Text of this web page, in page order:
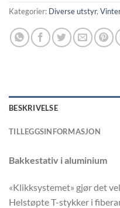
Kategorier: Diverse utstyr,
BESKRIVELSE
TILLEGGSINFORMASJON
Bakkestativ i aluminium
«Klikksystemet» gjør det
Helstøpte T-stykker i